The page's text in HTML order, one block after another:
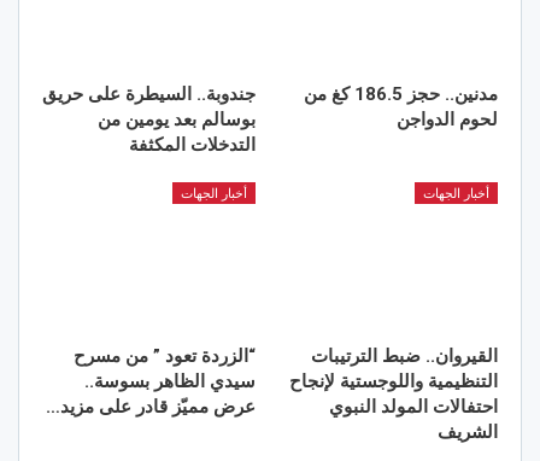
مدنين.. حجز 186.5 كغ من
لحوم الدواجن
جندوبة.. السيطرة على حريق
بوسالم بعد يومين من
التدخلات المكثفة
أخبار الجهات
القيروان.. ضبط الترتيبات
التنظيمية واللوجستية لإنجاح
احتفالات المولد النبوي
الشريف
أخبار الجهات
“الزردة تعود ” من مسرح
سيدي الظاهر بسوسة..
عرض مميّز قادر على مزيد…